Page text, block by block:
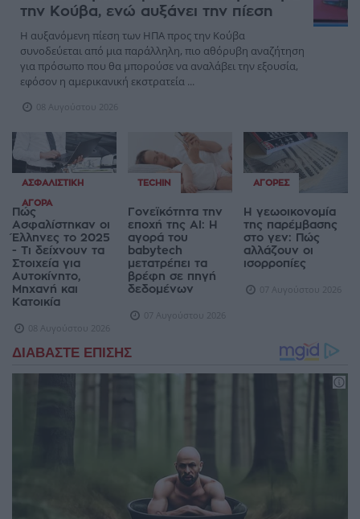
την Κούβα, ενώ αυξάνει την πίεση
Η αυξανόμενη πίεση των ΗΠΑ προς την Κούβα
συνοδεύεται από μια παράλληλη, πιο αθόρυβη αναζήτηση
για πρόσωπο που θα μπορούσε να αναλάβει την εξουσία,
εφόσον η αμερικανική εκστρατεία ...
08 Αυγούστου 2026
ΑΣΦΑΛΙΣΤΙΚΉ
ΑΓΟΡΆ
Πώς
Ασφαλίστηκαν οι
Έλληνες το 2025
- Τι δείχνουν τα
Στοιχεία για
Αυτοκίνητο,
Μηχανή και
Κατοικία
08 Αυγούστου 2026
TECHIN
Γονεϊκότητα την
εποχή της AI: Η
αγορά του
babytech
μετατρέπει τα
βρέφη σε πηγή
δεδομένων
07 Αυγούστου 2026
ΑΓΟΡΈΣ
Η γεωοικονομία
της παρέμβασης
στο γεν: Πώς
αλλάζουν οι
ισορροπίες
07 Αυγούστου 2026